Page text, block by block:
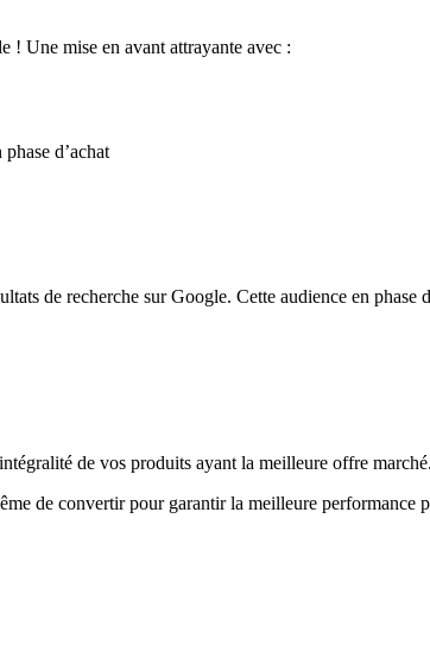
! Une mise en avant attrayante avec :
d’achat
de recherche sur Google. Cette audience en phase
de vos produits ayant la meilleure offre marché.
de convertir pour garantir la meilleure performance